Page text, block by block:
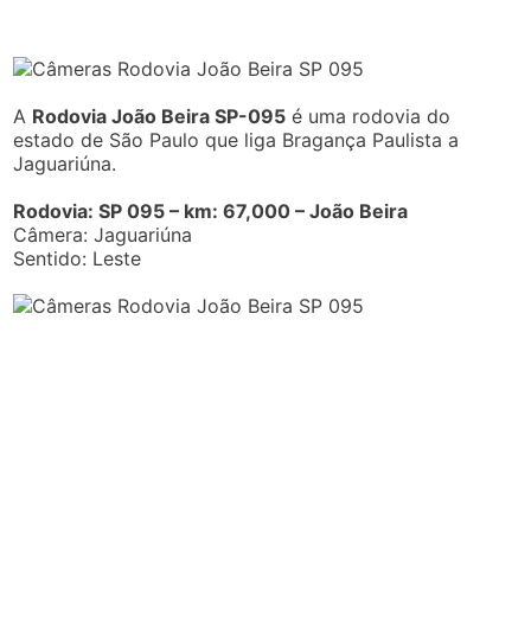
A Rodovia João Beira SP-095 é uma rodovia do
estado de São Paulo que liga Bragança Paulista a
Jaguariúna.
Rodovia: SP 095 – km: 67,000 – João Beira
Câmera: Jaguariúna
Sentido: Leste